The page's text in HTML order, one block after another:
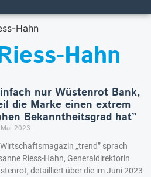
Hahn
Hahn
nur Wüstenrot Bank,
die Marke einen extrem
Bekanntheitsgrad hat”
2023
„trend” sprach
Riess-Hahn, Generaldirektorin
detailliert über die im Juni 2023